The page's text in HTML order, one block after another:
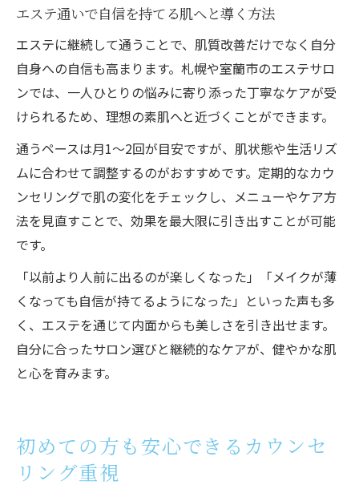
エステ通いで自信を持てる肌へと導く方法
エステに継続して通うことで、肌質改善だけでなく自分
自身への自信も高まります。札幌や室蘭市のエステサロ
ンでは、一人ひとりの悩みに寄り添った丁寧なケアが受
けられるため、理想の素肌へと近づくことができます。
通うペースは月1〜2回が目安ですが、肌状態や生活リズ
ムに合わせて調整するのがおすすめです。定期的なカウ
ンセリングで肌の変化をチェックし、メニューやケア方
法を見直すことで、効果を最大限に引き出すことが可能
です。
「以前より人前に出るのが楽しくなった」「メイクが薄
くなっても自信が持てるようになった」といった声も多
く、エステを通じて内面からも美しさを引き出せます。
自分に合ったサロン選びと継続的なケアが、健やかな肌
と心を育みます。
初めての方も安心できるカウンセ
リング重視